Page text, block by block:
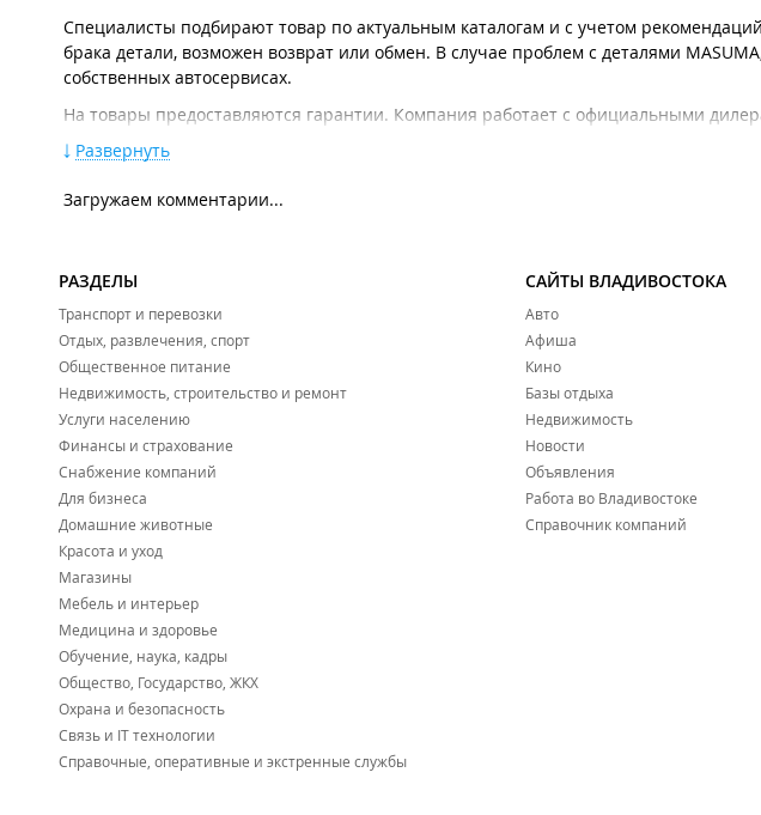
Специалисты подбирают товар по актуальным каталогам и с учетом
брака детали, возможен возврат или обмен. В случае проблем с деталями
собственных автосервисах.
На товары предоставляются гарантии. Компания работает с официальными
Startex
товаров.
Каждый автосервис оборудован зоной отдыха.
Лучший автосервис апреля 2022 года по мнению пользователей
Развернуть
Загружаем комментарии...
РАЗДЕЛЫ
Транспорт и перевозки
Отдых, развлечения, спорт
Общественное питание
Недвижимость, строительство и ремонт
Услуги населению
Финансы и страхование
Снабжение компаний
Для бизнеса
Домашние животные
Красота и уход
Магазины
Мебель и интерьер
Медицина и здоровье
Обучение, наука, кадры
Общество, Государство, ЖКХ
Охрана и безопасность
Связь и IT технологии
Справочные, оперативные и экстренные службы
САЙТЫ ВЛАДИВОСТОКА
Авто
Афиша
Кино
Базы отдыха
Недвижимость
Новости
Объявления
Работа во Владивостоке
Справочник компаний